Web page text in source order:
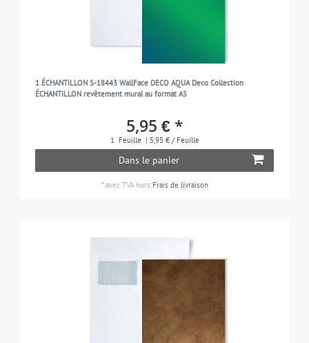
1 ÉCHANTILLON S-18443 WallFace DECO AQUA Deco Collection
ÉCHANTILLON revêtement mural au format A5
5,95 € *
1 Feuille | 5,95 € / Feuille
Dans le panier
*avec TVAhors Frais de livraison